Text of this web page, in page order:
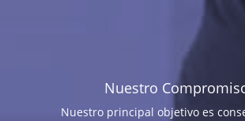
Nuestro
Nuestro principal objetivo es